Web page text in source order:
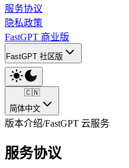
服务协议
隐私政策
FastGPT 商业版
FastGPT 社区版
🇨🇳
简体中文
版本介绍/FastGPT 云服务
服务协议